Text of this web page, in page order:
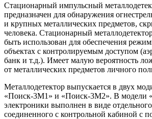
Стационарный импульсный
предназначен для обнаружения
и крупных металлических предметов,
человека. Стационарный
быть использован для обеспечения
объектах с контролируемым доступом
банк и т.д.). Имеет малую вероятность
от металлических предметов личного
Металлодетектор выпускается в двух
«Поиск-3М1» и «Поиск-3М2». В модели
электроники выполнен в виде
соединенного с контрольной кабиной с